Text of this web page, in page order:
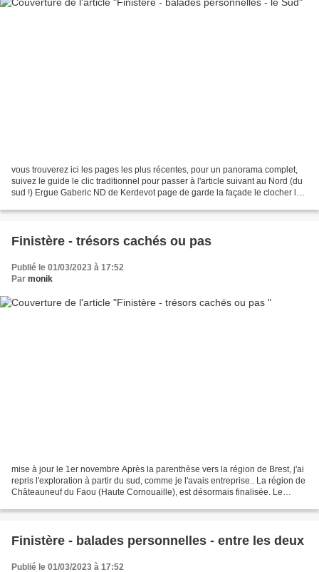
vous trouverez ici les pages les plus récentes, pour un panorama complet,
suivez le guide le clic traditionnel pour passer à l'article suivant au Nord (du
sud !) Ergue Gaberic ND de Kerdevot page de garde la façade le clocher le
Finistère - trésors cachés ou pas
Publié le 01/03/2023 à 17:52
Par monik
mise à jour le 1er novembre Après la parenthèse vers la région de Brest, j'ai
repris l'exploration à partir du sud, comme je l'avais entreprise.. La région de
Châteauneuf du Faou (Haute Cornouaille), est désormais finalisée. Le
Finistère - balades personnelles - entre les deux
Publié le 01/03/2023 à 17:52